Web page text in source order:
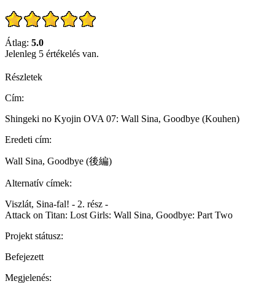
Átlag: 5.0
Jelenleg 5 értékelés van.
Részletek
Cím:
Shingeki no Kyojin OVA 07: Wall Sina, Goodbye (Kouhen)
Eredeti cím:
Wall Sina, Goodbye (後編)
Alternatív címek:
Viszlát, Sina-fal! - 2. rész -
Attack on Titan: Lost Girls: Wall Sina, Goodbye: Part Two
Projekt státusz:
Befejezett
Megjelenés: